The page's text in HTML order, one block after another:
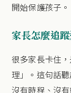
開始保護孩子。
家長怎麼追
很多家長卡住
理」。這句話
沒有時程、沒有